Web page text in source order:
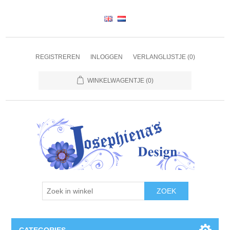
REGISTREREN INLOGGEN VERLANGLIJSTJE (0)
WINKELWAGENTJE (0)
ZOEK